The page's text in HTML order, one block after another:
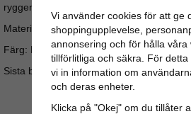
ryggen. 5% spandex tyg som gör
Material: 68% bomull, 27% nylon, 5%
Färg: Rosa/Cerise
Sista bilden är sizeguide
Vi använder cookies för att ge
shoppingupplevelse,
annonsering och för hålla våra
tillförlitliga och säkra. För
vi in information om
och deras enheter.
Klicka på "Okej" om du tillåter